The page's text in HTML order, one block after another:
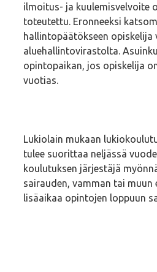
ilmoitus- ja kuulemisvelvoite
toteutettu. Eronneeksi
hallintopäätökseen opiskelija
aluehallintovirastolta.
opintopaikan, jos opiskelija
vuotias.
Lukiolain mukaan
tulee suorittaa neljässä
koulutuksen järjestäjä
sairauden, vamman tai muun
lisäaikaa opintojen loppuun